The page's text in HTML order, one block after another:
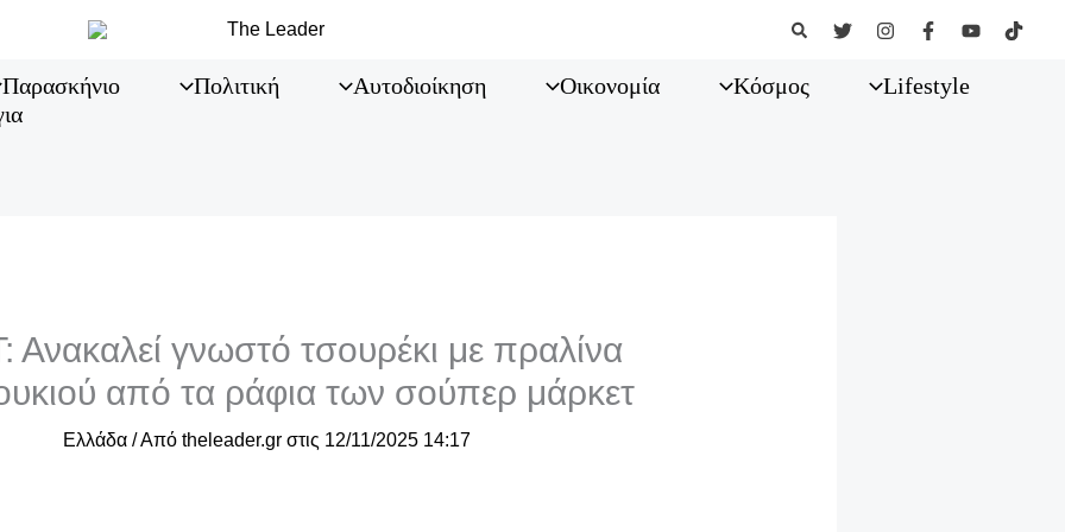
Αναζήτηση
Παρασκήνιο Πολιτική Αυτοδιοίκηση Οικονομία Κόσμος
Lifestyle
γνωστό τσουρέκι με πραλίνα
από τα ράφια των σούπερ μάρκετ
Ελλάδα/ Από theleader.gr στις 12/11/2025 14:17